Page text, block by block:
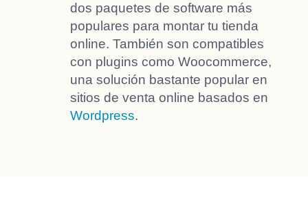
dos paquetes de software más
populares para montar tu tienda
online. También son compatibles
con plugins como Woocommerce,
una solución bastante popular en
sitios de venta online basados en
Wordpress.